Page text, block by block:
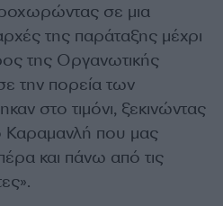
σε μια
της παράταξης μέχρι
της Οργανωτικής
την πορεία των
στο τιμόνι, ξεκινώντας
Καραμανλή που μας
και πάνω από τις